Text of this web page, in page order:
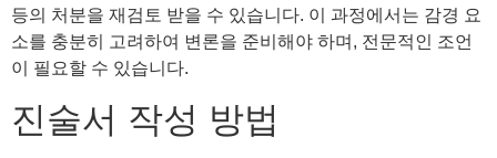
등의 처분을 재검토 받을 수 있습니다. 이 과정에서는 감경 요
소를 충분히 고려하여 변론을 준비해야 하며, 전문적인 조언
이 필요할 수 있습니다.
진술서 작성 방법